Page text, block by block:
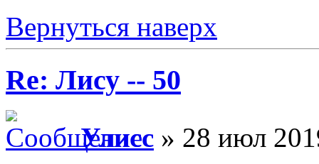
Вернуться наверх
Re: Лису -- 50
Улисс » 28 июл